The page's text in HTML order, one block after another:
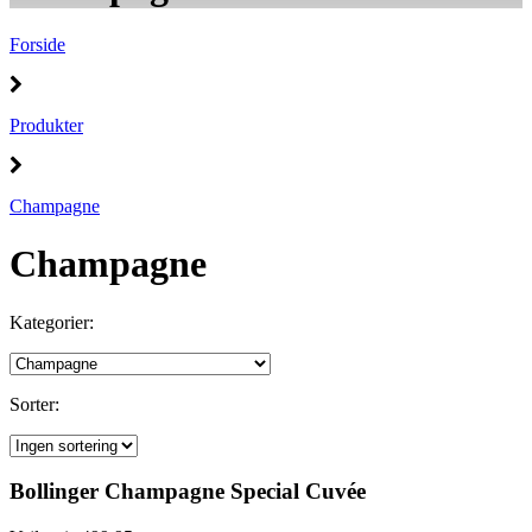
Forside
Produkter
Champagne
Champagne
Kategorier:
Sorter:
Bollinger Champagne Special Cuvée